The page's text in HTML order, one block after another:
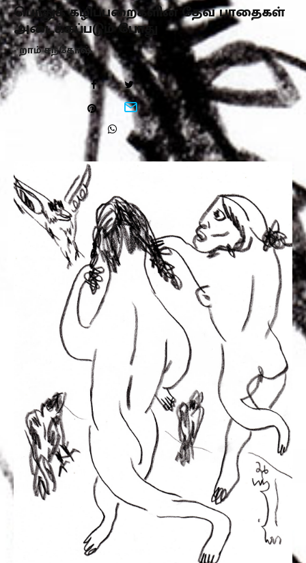
பொதுக் கழிப்பறைகளின் தேவ பாதைகள்
அடைக்கப்படும் போது
- றாம் சந்தோஷ்